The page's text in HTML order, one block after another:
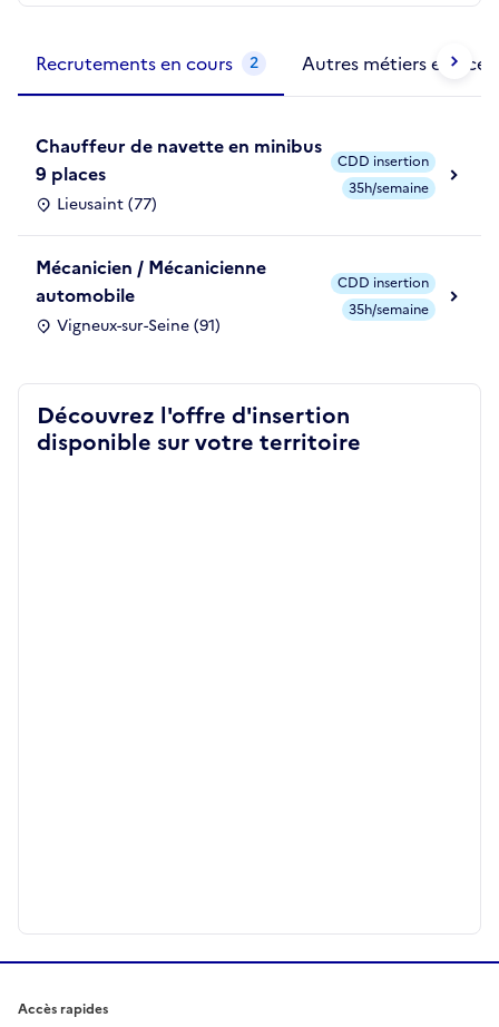
Recrutements en cours 2 Autres métiers exercés
Chauffeur de navette en minibus
9 places
Lieusaint (77)
CDD insertion
35h/semaine
Mécanicien / Mécanicienne
automobile
Vigneux-sur-Seine (91)
CDD insertion
35h/semaine
Découvrez l'offre d'insertion
disponible sur votre territoire
Accès rapides